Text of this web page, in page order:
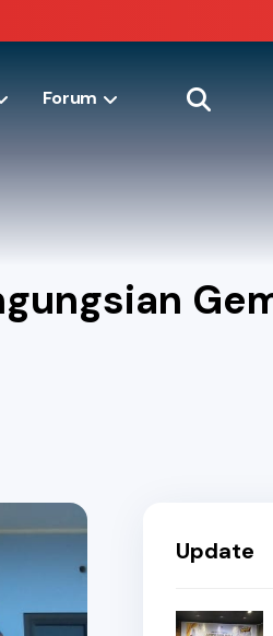
Forum
Update